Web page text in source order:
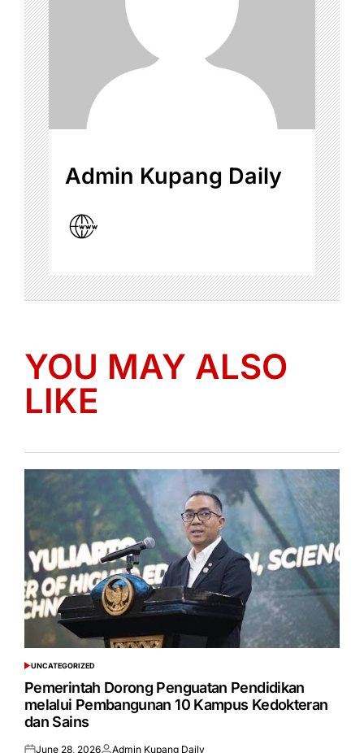
Admin Kupang Daily
YOU MAY ALSO
LIKE
POSTED
IN
UNCATEGORIZED
Pemerintah Dorong Penguatan Pendidikan
melalui Pembangunan 10 Kampus Kedokteran
dan Sains
June 28, 2026 Admin Kupang Daily